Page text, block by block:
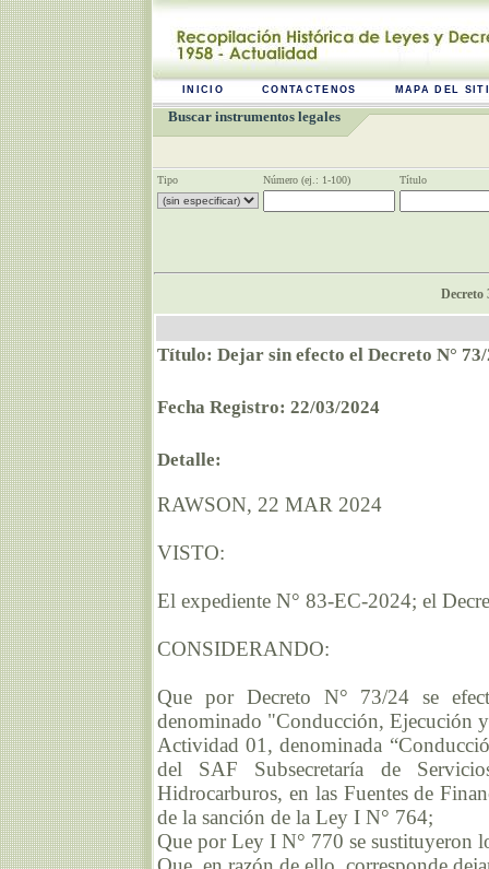
INICIO CONTACTENOS MAPA DEL
Buscar instrumentos legales
Tipo Número (ej.: 1-100) Título
Decreto
Título: Dejar sin efecto el Decreto N°
Fecha Registro: 22/03/2024
Detalle:
RAWSON, 22 MAR 2024
VISTO:
El expediente N° 83-EC-2024; el
CONSIDERANDO:
Que por Decreto N° 73/24 se
denominado "Conducción, Ejecución
Actividad 01, denominada
del SAF Subsecretaría de
Hidrocarburos, en las Fuentes de
de la sanción de la Ley I N° 764;
Que por Ley I N° 770 se sustituyeron